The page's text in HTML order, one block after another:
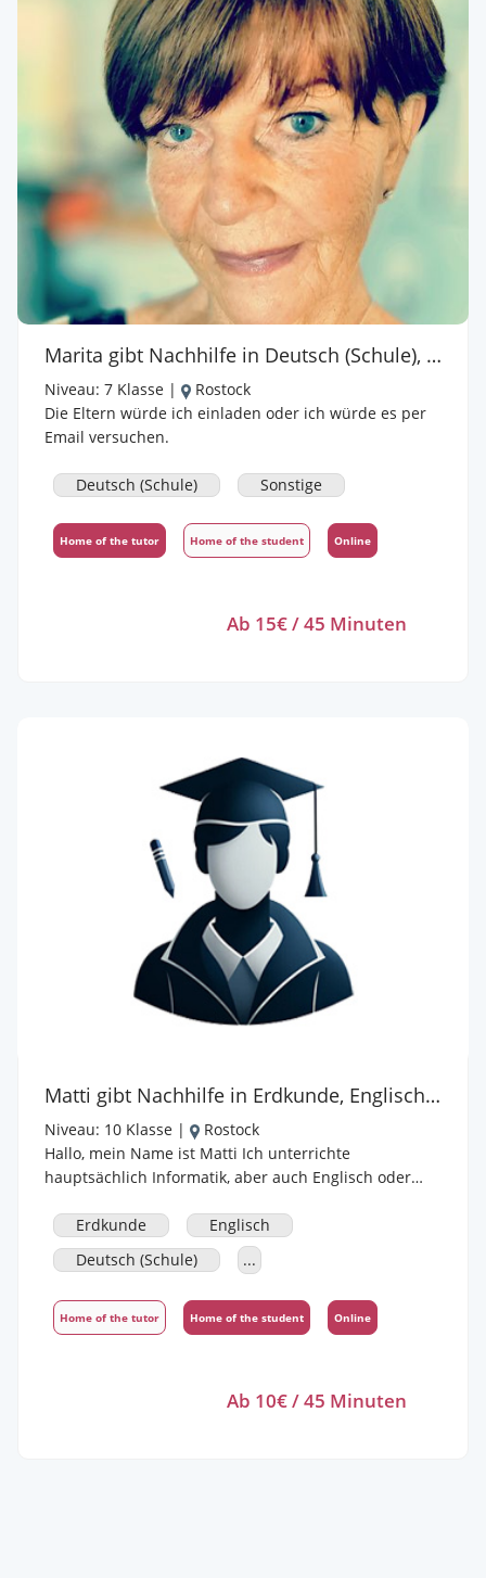
Marita gibt Nachhilfe in Deutsch (Schule), Sonstige
Niveau: 7 Klasse |
Rostock
Die Eltern würde ich einladen oder ich würde es per
Email versuchen.
Deutsch (Schule) Sonstige
Home of the tutor Home of the student Online
Ab 15€ / 45 Minuten
Matti gibt Nachhilfe in Erdkunde, Englisch, Deutsch (Schule), Informatik
Niveau: 10 Klasse |
Rostock
Hallo, mein Name ist Matti Ich unterrichte
hauptsächlich Informatik, aber auch Englisch oder
Nachhilfelehrer bin, weil ich den genannten Fächern
gut bin und anderen auch den gelernten Stoff
verständlich weitergeben kann. Ich gebe Nachhilfe für
Schüler von der 4. bis zur 9. Klasse.
Erdkunde
Englisch
Deutsch (Schule)
...
Home of the tutor Home of the student Online
Ab 10€ / 45 Minuten